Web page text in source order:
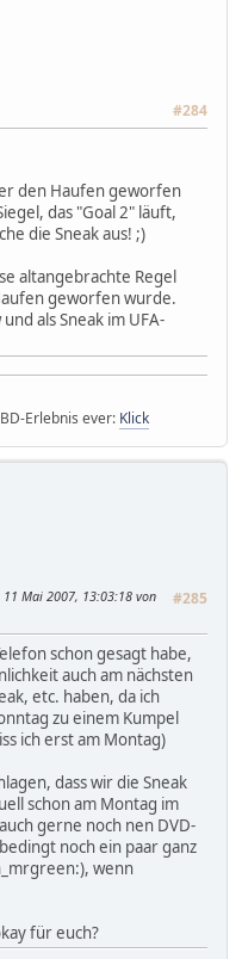
#284
den Haufen geworfen
das "Goal 2" läuft,
die Sneak aus! ;)
altangebrachte Regel
geworfen wurde.
als Sneak im UFA-
Erlebnis ever: Klick
#285
11 Mai 2007, 13:03:18 von
schon gesagt habe,
auch am nächsten
etc. haben, da ich
zu einem Kumpel
ich erst am Montag)
dass wir die Sneak
schon am Montag im
gerne noch nen DVD-
noch ein paar ganz
wenn
für euch?